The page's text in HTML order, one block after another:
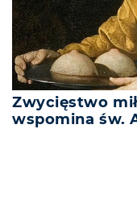
Zwycięstwo
wspomina św.